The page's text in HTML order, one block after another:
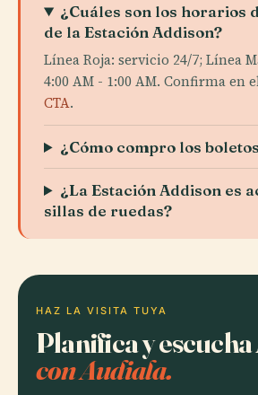
¿Cuáles son los horarios
de la Estación Addison?
Línea Roja: servicio 24/7; Línea
4:00 AM - 1:00 AM. Confirma en
CTA.
¿Cómo compro los
¿La Estación Addison es
sillas de ruedas?
HAZ LA VISITA TUYA
Planifica y
con Audiala.